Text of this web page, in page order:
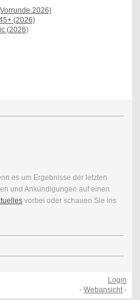
2026)
(2026)
(2026)
es um Ergebnisse der letzten
und Ankündigungen auf einen
vorbei oder schauen Sie ins
Login
-Webansicht -